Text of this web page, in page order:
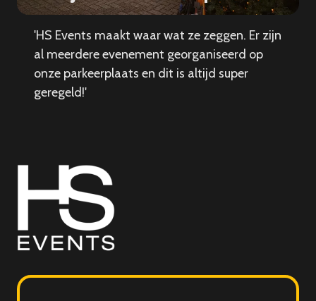
'HS Events maakt waar wat ze zeggen. Er zijn
al meerdere evenement georganiseerd op
onze parkeerplaats en dit is altijd super
geregeld!'